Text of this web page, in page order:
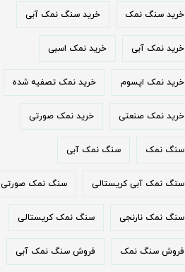
خرید سنگ نمک خرید سنگ نمک آبی
خرید نمک آبی خرید نمک اسبی
خرید نمک اپسوم خرید نمک تصفیه شده
خرید نمک صنعتی خرید نمک صورتی
سنگ نمک سنگ نمک آبی
سنگ نمک آبی کریستالی سنگ نمک صورتی
سنگ نمک نارنجی سنگ نمک کریستالی
فروش سنگ نمک فروش سنگ نمک آبی